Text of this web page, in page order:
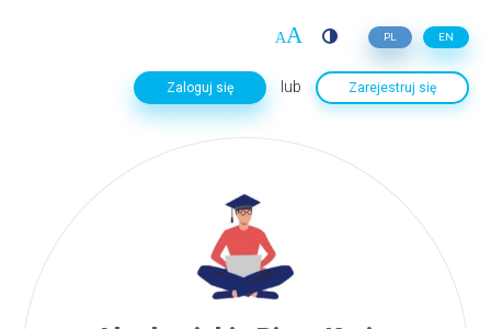
PL EN
Zaloguj się lub Zarejestruj się